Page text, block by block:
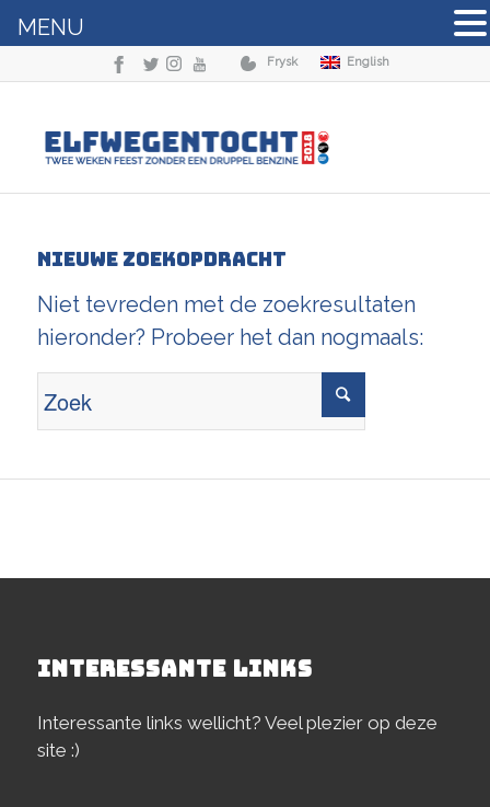
Frysk English
Nieuwe zoekopdracht
Niet tevreden met de zoekresultaten
hieronder? Probeer het dan nogmaals:
INTERESSANTE LINKS
Interessante links wellicht? Veel plezier op deze
site :)
MENU